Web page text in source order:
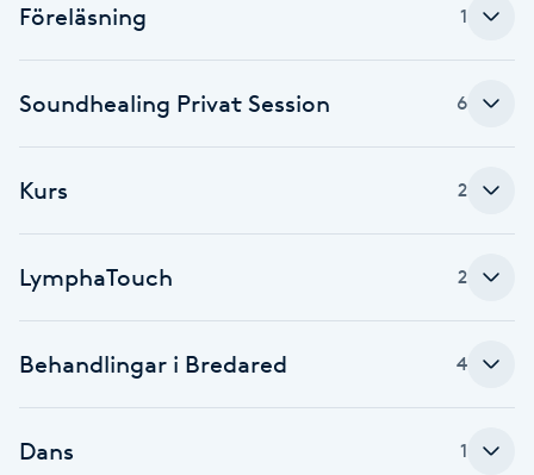
Fransar
Fransborttagning
Fransförlängning Megavolym
Fransförlängning Volym
Föreläsning 1
Soundhealing Privat Session 6
Kurs 2
LymphaTouch 2
Behandlingar i Bredared 4
Dans 1